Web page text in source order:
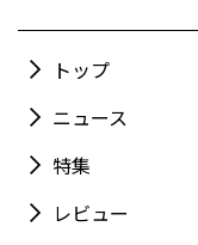
トップ
ニュース
特集
レビュー